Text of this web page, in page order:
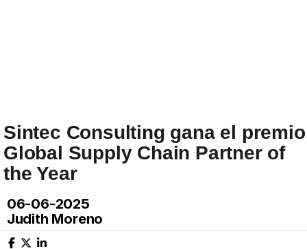
Sintec Consulting gana el premio
Global Supply Chain Partner of
the Year
06-06-2025
Judith Moreno